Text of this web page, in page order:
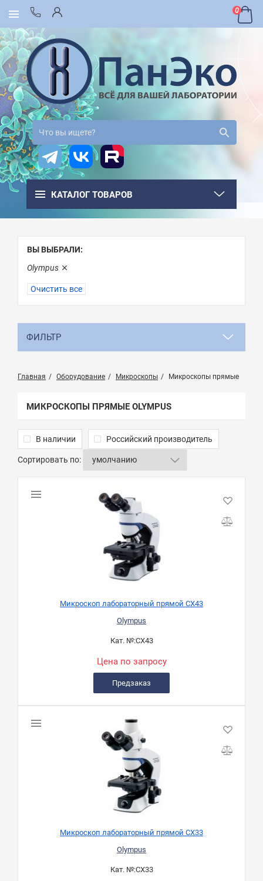
0
КАТАЛОГ ТОВАРОВ
ВЫ ВЫБРАЛИ:
Olympus
Очистить все
ФИЛЬТР
Главная Оборудование Микроскопы Микроскопы прямые
МИКРОСКОПЫ ПРЯМЫЕ OLYMPUS
В наличии Российский производитель
Сортировать по:
Микроскоп лабораторный прямой СХ43
Olympus
Кат. №:CX43
Цена по запросу
Предзаказ
Микроскоп лабораторный прямой CX33
Olympus
Кат. №:CX33